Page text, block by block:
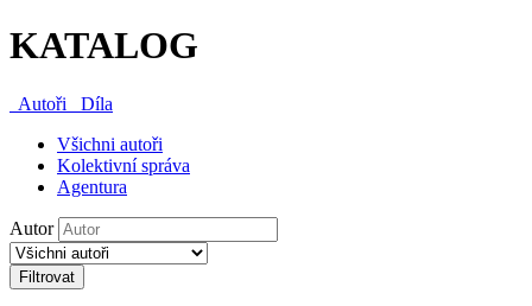
KATALOG
Autoři
Díla
Všichni autoři
Kolektivní správa
Agentura
Autor
Filtrovat